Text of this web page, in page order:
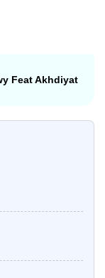
Feat Akhdiyat